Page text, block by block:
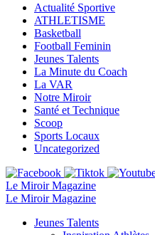
Actualité Sportive
ATHLETISME
Basketball
Football Feminin
Jeunes Talents
La Minute du Coach
La VAR
Notre Miroir
Santé et Technique
Scoop
Sports Locaux
Uncategorized
Le Miroir Magazine
Le Miroir Magazine
Jeunes Talents